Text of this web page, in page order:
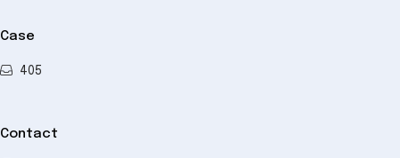
Case
405
Contact